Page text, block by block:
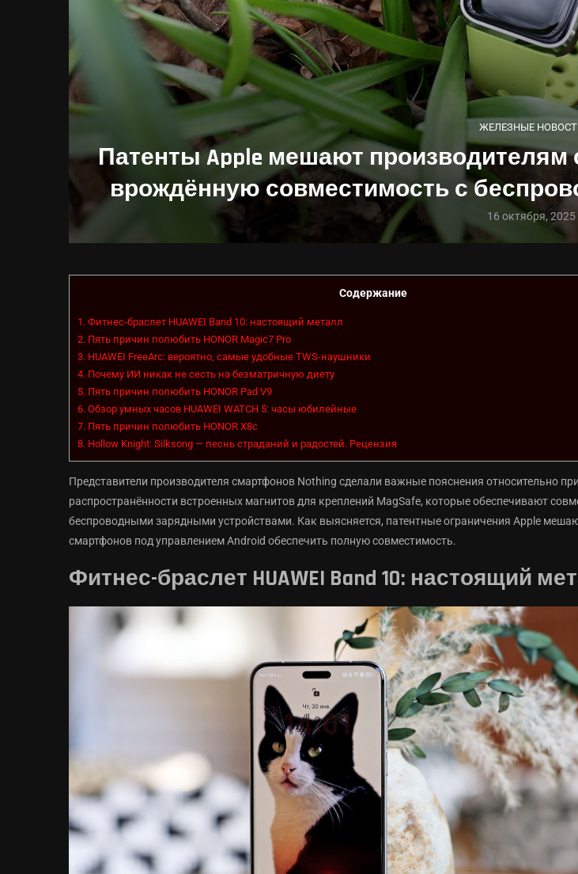
ЖЕЛЕЗНЫЕ
Патенты Apple мешают производителям
врождённую совместимость с
16 октября, 2025
Содержание
1. Фитнес-браслет HUAWEI Band 10: настоящий металл
2. Пять причин полюбить HONOR Magic7 Pro
3. HUAWEI FreeArc: вероятно, самые удобные TWS-наушники
4. Почему ИИ никак не сесть на безматричную диету
5. Пять причин полюбить HONOR Pad V9
6. Обзор умных часов HUAWEI WATCH 5: часы юбилейные
7. Пять причин полюбить HONOR X8c
8. Hollow Knight: Silksong — песнь страданий и радостей. Рецензия
Представители производителя смартфонов Nothing сделали важные пояснения относительно
распространённости встроенных магнитов для креплений MagSafe, которые обеспечивают
беспроводными зарядными устройствами. Как выясняется, патентные ограничения Apple
смартфонов под управлением Android обеспечить полную совместимость.
Фитнес-браслет HUAWEI Band 10: настоящий